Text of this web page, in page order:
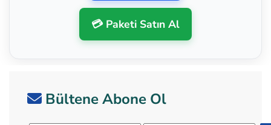
💳 Paketi Satın Al
Bültene Abone Ol